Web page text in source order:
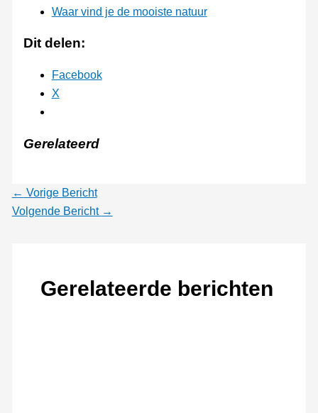
Waar vind je de mooiste natuur
Dit delen:
Facebook
X
Gerelateerd
← Vorige Bericht
Volgende Bericht →
Gerelateerde berichten